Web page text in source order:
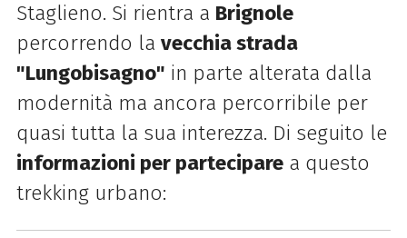
Staglieno. Si rientra a Brignole
percorrendo la vecchia strada
"Lungobisagno" in parte alterata dalla
modernità ma ancora percorribile per
quasi tutta la sua interezza. Di seguito le
informazioni per parteciparea questo
trekking urbano: